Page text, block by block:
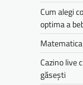
Cum alegi
optima a
Cazino live
găsești